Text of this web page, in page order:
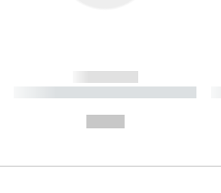
------------
----------- ----------- ----------